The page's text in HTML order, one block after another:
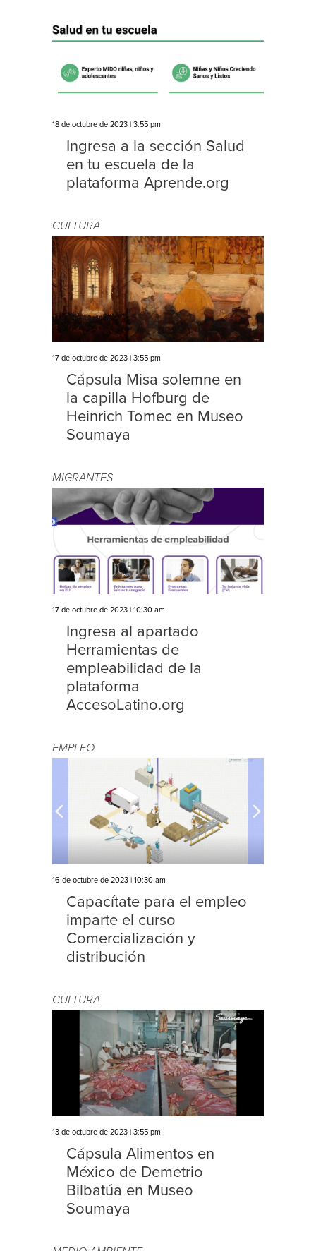
18 de octubre de 2023 | 3:55 pm
Ingresa a la sección Salud
en tu escuela de la
plataforma Aprende.org
CULTURA
17 de octubre de 2023 | 3:55 pm
Cápsula Misa solemne en
la capilla Hofburg de
Heinrich Tomec en Museo
Soumaya
MIGRANTES
17 de octubre de 2023 | 10:30 am
Ingresa al apartado
Herramientas de
empleabilidad de la
plataforma
AccesoLatino.org
EMPLEO
16 de octubre de 2023 | 10:30 am
Capacítate para el empleo
imparte el curso
Comercialización y
distribución
CULTURA
13 de octubre de 2023 | 3:55 pm
Cápsula Alimentos en
México de Demetrio
Bilbatúa en Museo
Soumaya